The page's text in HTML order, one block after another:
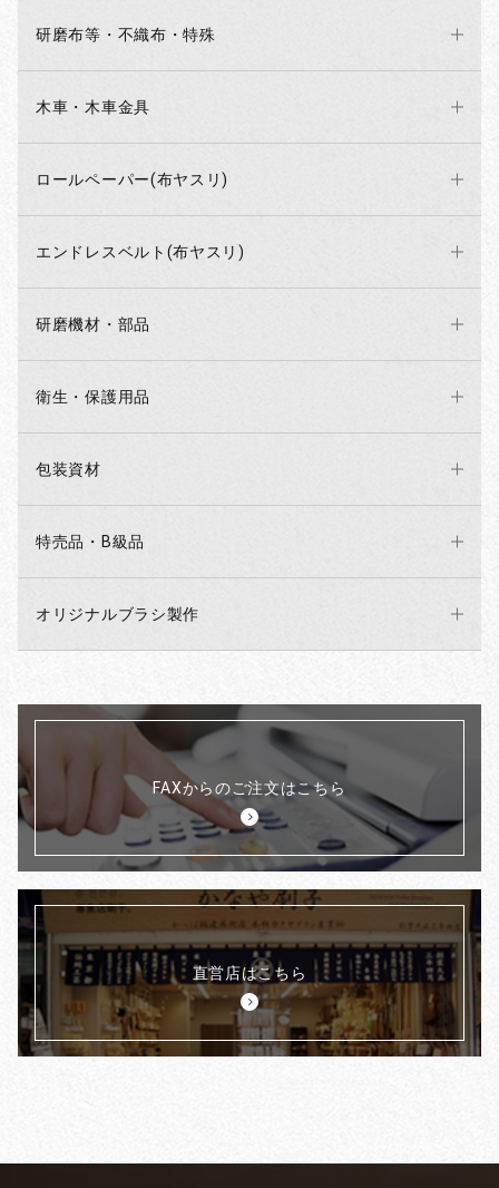
研磨布等・不織布・特殊
木車・木車金具
ロールペーパー(布ヤスリ)
エンドレスベルト(布ヤスリ)
研磨機材・部品
衛生・保護用品
包装資材
特売品・B級品
オリジナルブラシ製作
FAXからのご注文はこちら
直営店はこちら